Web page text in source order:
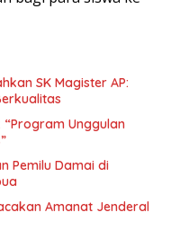
SK Magister AP:
“Program Unggulan
Pemilu Damai di
Amanat Jenderal